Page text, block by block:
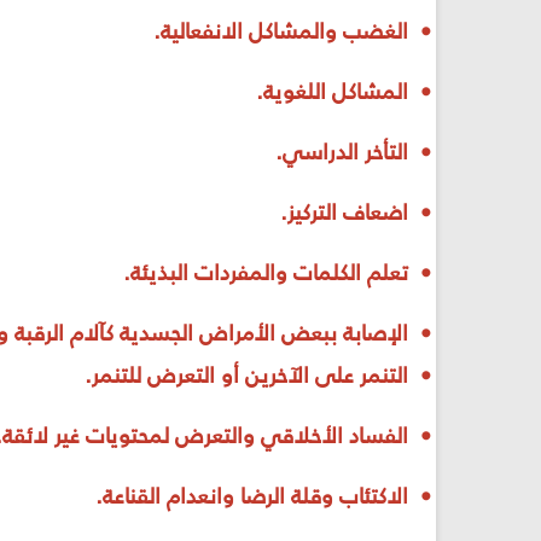
• الغضب والمشاكل الانفعالية.
• المشاكل اللغوية.
• التأخر الدراسي.
• اضعاف التركيز.
• تعلم الكلمات والمفردات البذيئة.
• الإصابة ببعض الأمراض الجسدية كآلام الرقبة
• التنمر على الآخرين أو التعرض للتنمر.
• الفساد الأخلاقي والتعرض لمحتويات غير
• الاكتئاب وقلة الرضا وانعدام القناعة.